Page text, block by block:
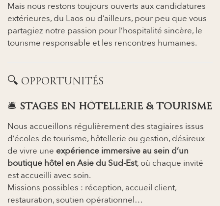
Mais nous restons toujours ouverts aux candidatures
extérieures, du Laos ou d’ailleurs, pour peu que vous
partagiez notre passion pour l’hospitalité sincère, le
tourisme responsable et les rencontres humaines.
🔍 OPPORTUNITÉS
🛎️ STAGES EN HÔTELLERIE & TOURISME
Nous accueillons régulièrement des stagiaires issus
d’écoles de tourisme, hôtellerie ou gestion, désireux
de vivre une expérience immersive au sein d’un
boutique hôtel en Asie du Sud-Est, où chaque invité
est accueilli avec soin.
Missions possibles : réception, accueil client,
restauration, soutien opérationnel…